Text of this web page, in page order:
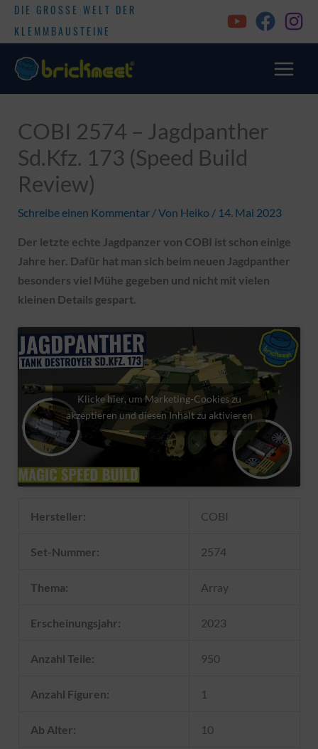
DIE GROSSE WELT DER
KLEMMBAUSTEINE
COBI 2574 – Jagdpanther
Sd.Kfz. 173 (Speed Build
Review)
Schreibe einen Kommentar / Von Heiko / 14. Mai 2023
Der letzte echte Jagdpanzer von COBI ist schon einige
Jahre her. Dafür hat man sich beim neuen Jagdpanther
besonders viel Mühe gegeben und nicht mit vielen
kleinen Details gespart.
Klicke hier, um Marketing-Cookies zu
akzeptieren und diesen Inhalt zu aktivieren
Hersteller: COBI
Set-Nummer: 2574
Thema: Array
Erscheinungsjahr: 2023
Anzahl Teile: 950
Anzahl Figuren: 1
Ab Alter: 10